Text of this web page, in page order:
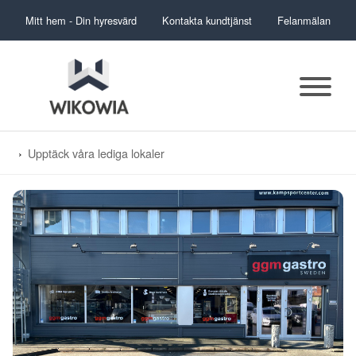
Mitt hem - Din hyresvärd Kontakta kundtjänst Felanmälan
Upptäck våra lediga lokaler